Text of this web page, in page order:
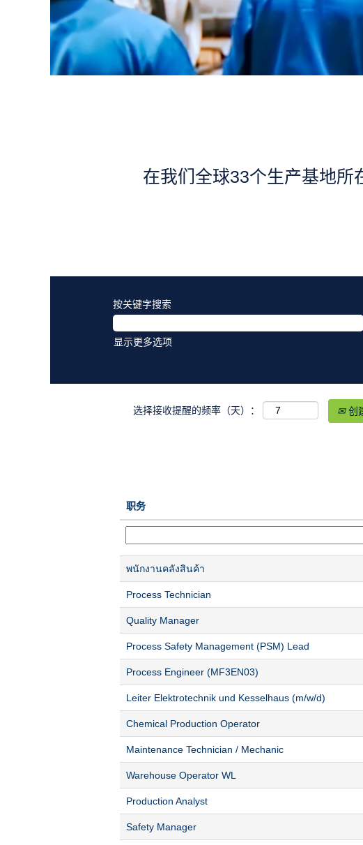
在我们全球33个生产基地所
按关键字搜索
显示更多选项
选择接收提醒的频率（天）： 创
职务
พนักงานคลังสินค้า
Process Technician
Quality Manager
Process Safety Management (PSM) Lead
Process Engineer (MF3EN03)
Leiter Elektrotechnik und Kesselhaus (m/w/d)
Chemical Production Operator
Maintenance Technician / Mechanic
Warehouse Operator WL
Production Analyst
Safety Manager